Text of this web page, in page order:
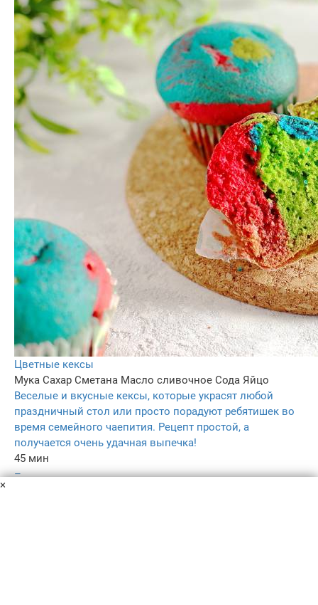
Цветные кексы
Мука Сахар Сметана Масло сливочное Сода Яйцо
Веселые и вкусные кексы, которые украсят любой
праздничный стол или просто порадуют ребятишек во
время семейного чаепития. Рецепт простой, а
получается очень удачная выпечка!
45 мин
–
×